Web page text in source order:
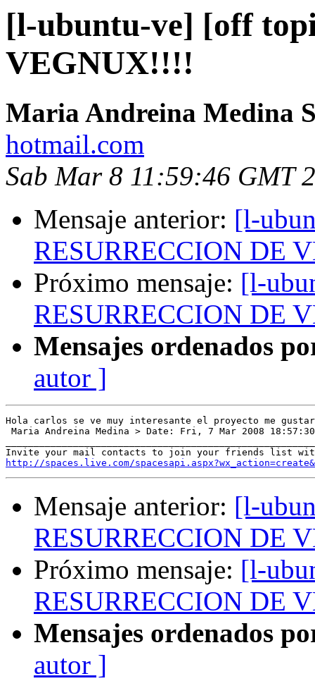
[l-ubuntu-ve] [off
VEGNUX!!!!
Maria Andreina Medina
hotmail.com
Sab Mar 8 11:59:46 GMT
Mensaje anterior: [l-
RESURRECCION DE
Próximo mensaje: [l-
RESURRECCION DE
Mensajes ordenados
autor ]
Hola carlos se ve muy interesante el proyecto me
Maria Andreina Medina > Date: Fri, 7 Mar 2008
http://spaces.live.com/
Mensaje anterior: [l-
RESURRECCION DE
Próximo mensaje: [l-
RESURRECCION DE
Mensajes ordenados
autor ]